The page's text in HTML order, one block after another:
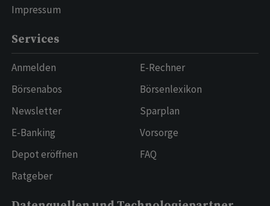
Impressum
Services
Anmelden
Börsenabos
Newsletter
E-Banking
Depot eröffnen
Ratgeber
E-Rechner
Börsenlexikon
Sparplan
Vorsorge
FAQ